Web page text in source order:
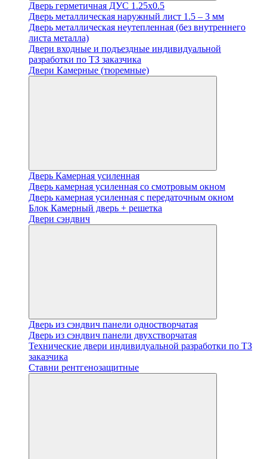
Дверь герметичная ДУС 1.25х0.5
Дверь металлическая наружный лист 1.5 – 3 мм
Дверь металлическая неутепленная (без внутреннего
листа металла)
Двери входные и подъездные индивидуальной
разработки по ТЗ заказчика
Двери Камерные (тюремные)
Дверь Камерная усиленная
Дверь камерная усиленная со смотровым окном
Дверь камерная усиленная с передаточным окном
Блок Камерный дверь + решетка
Двери сэндвич
Дверь из сэндвич панели одностворчатая
Дверь из сэндвич панели двухстворчатая
Технические двери индивидуальной разработки по ТЗ
заказчика
Ставни рентгенозащитные